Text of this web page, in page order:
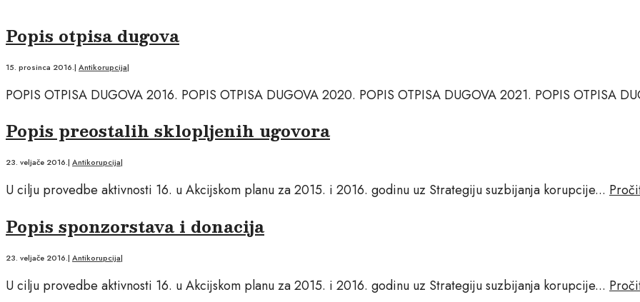
Popis otpisa dugova
15. prosinca 2016.| Antikorupcija|
POPIS OTPISA DUGOVA 2016. POPIS OTPISA DUGOVA 2020. POPIS OTPISA DUGOVA 2021. POPIS OTPISA
Popis preostalih sklopljenih ugovora
23. veljače 2016.| Antikorupcija|
U cilju provedbe aktivnosti 16. u Akcijskom planu za 2015. i 2016. godinu uz Strategiju suzbijanja korupcije...
Popis sponzorstava i donacija
23. veljače 2016.| Antikorupcija|
U cilju provedbe aktivnosti 16. u Akcijskom planu za 2015. i 2016. godinu uz Strategiju suzbijanja korupcije...